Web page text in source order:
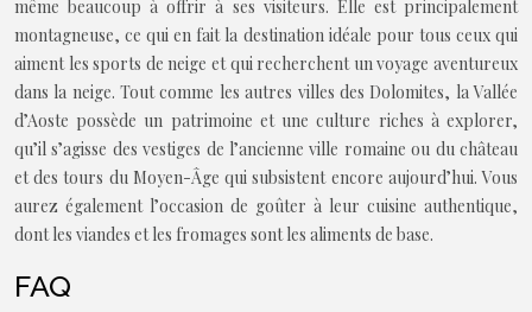
même beaucoup à offrir à ses visiteurs. Elle est principalement
montagneuse, ce qui en fait la destination idéale pour tous ceux qui
aiment les sports de neige et qui recherchent un voyage aventureux
dans la neige. Tout comme les autres villes des Dolomites, la Vallée
d’Aoste possède un patrimoine et une culture riches à explorer,
qu’il s’agisse des vestiges de l’ancienne ville romaine ou du château
et des tours du Moyen-Âge qui subsistent encore aujourd’hui. Vous
aurez également l’occasion de goûter à leur cuisine authentique,
dont les viandes et les fromages sont les aliments de base.
FAQ